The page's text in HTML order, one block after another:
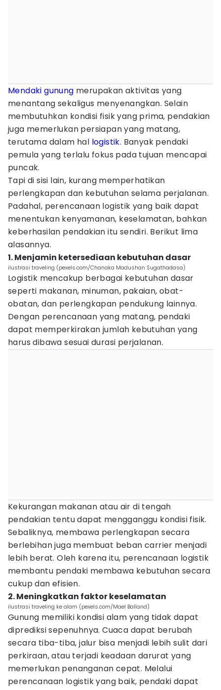
Mendaki gunung merupakan aktivitas yang
menantang sekaligus menyenangkan. Selain
membutuhkan kondisi fisik yang prima, pendakian
juga memerlukan persiapan yang matang,
terutama dalam hal logistik. Banyak pendaki
pemula yang terlalu fokus pada tujuan mencapai
puncak.
Tapi di sisi lain, kurang memperhatikan
perlengkapan dan kebutuhan selama perjalanan.
Padahal, perencanaan logistik yang baik dapat
menentukan kenyamanan, keselamatan, bahkan
keberhasilan pendakian itu sendiri. Berikut lima
alasannya.
1. Menjamin ketersediaan kebutuhan dasar
ilustrasi traveling (pexels.com/Chanaka Madushan Sugathadasa)
Logistik mencakup berbagai kebutuhan dasar
seperti makanan, minuman, pakaian, obat-
obatan, dan perlengkapan pendukung lainnya.
Dengan perencanaan yang matang, pendaki
dapat memperkirakan jumlah kebutuhan yang
harus dibawa sesuai durasi perjalanan.
Kekurangan makanan atau air di tengah
pendakian tentu dapat mengganggu kondisi fisik.
Sebaliknya, membawa perlengkapan secara
berlebihan juga membuat beban carrier menjadi
lebih berat. Oleh karena itu, perencanaan logistik
membantu pendaki membawa kebutuhan secara
cukup dan efisien.
2. Meningkatkan faktor keselamatan
ilustrasi traveling ke alam (pexels.com/Mael Balland)
Gunung memiliki kondisi alam yang tidak dapat
diprediksi sepenuhnya. Cuaca dapat berubah
secara tiba-tiba, jalur bisa menjadi lebih sulit dari
perkiraan, atau terjadi keadaan darurat yang
memerlukan penanganan cepat. Melalui
perencanaan logistik yang baik, pendaki dapat